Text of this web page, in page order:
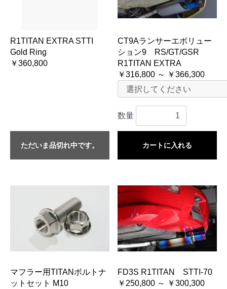
R1TITAN EXTRA STTI
Gold Ring
￥360,800
ただいま品切れ中です。
CT9Aランサーエボリュー
ション9 RS/GT/GSR
R1TITAN EXTRA
￥316,800 ～ ￥366,300
数量
カートに入れる
マフラー用TITANボルトナ
ットセット M10
FD3S R1TITAN STTI-70
￥250,800 ～ ￥300,300